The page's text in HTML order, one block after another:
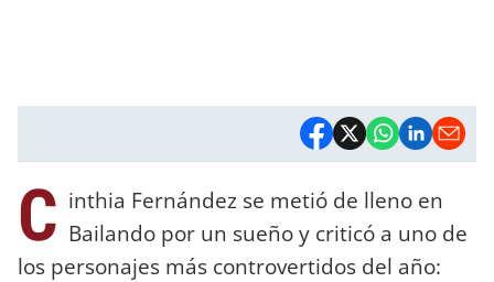
C inthia Fernández se metió de lleno en
Bailando por un sueño y criticó a uno de
los personajes más controvertidos del año: